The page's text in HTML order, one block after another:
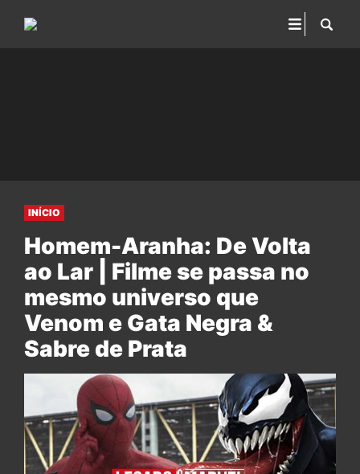
INÍCIO
Homem-Aranha: De Volta
ao Lar | Filme se passa no
mesmo universo que
Venom e Gata Negra &
Sabre de Prata